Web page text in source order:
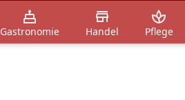
Gastronomie Handel Pflege